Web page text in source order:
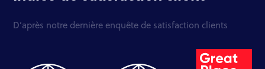
D’après notre dernière enquête de satisfaction clients